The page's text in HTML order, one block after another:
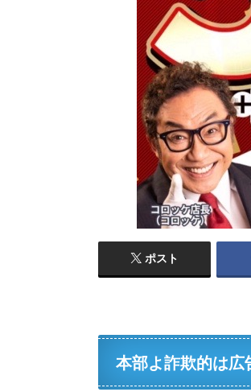
ポスト
本部よ詐欺的は広